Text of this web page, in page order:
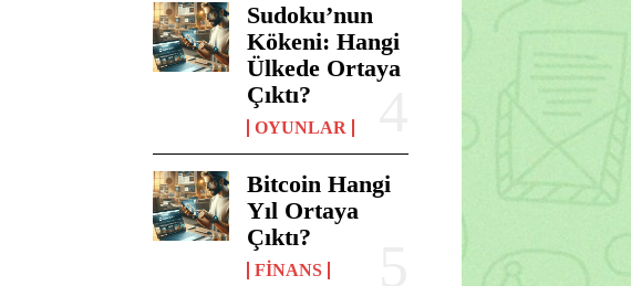
Sudoku’nun
Kökeni: Hangi
Ülkede Ortaya
Çıktı?
OYUNLAR
Bitcoin Hangi
Yıl Ortaya
Çıktı?
FINANS